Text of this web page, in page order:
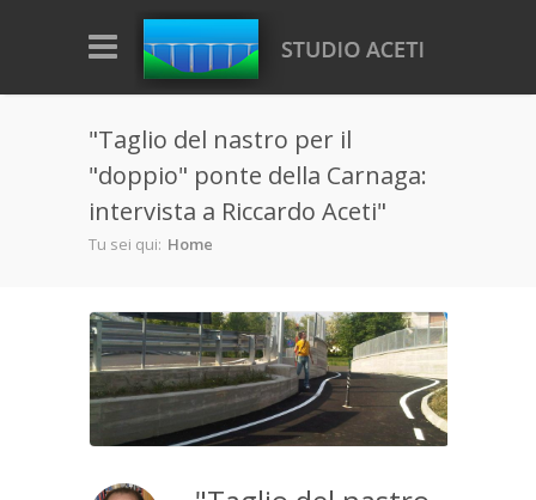
Salta al contenuto principale
"Taglio del nastro per il
"doppio" ponte della Carnaga:
intervista a Riccardo Aceti"
Tu sei qui: Home